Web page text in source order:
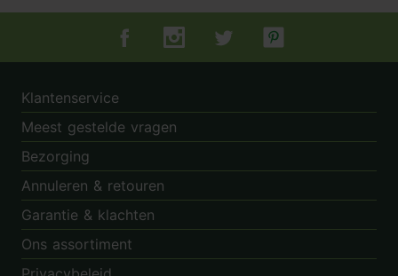
Tuincentrum.nl op Facebook
Tuincentrum.nl op Instagram
Tuincentrum.nl op Twitter
Tuincentrum.nl op
Klantenservice
Meest gestelde vragen
Bezorging
Annuleren & retouren
Garantie & klachten
Ons assortiment